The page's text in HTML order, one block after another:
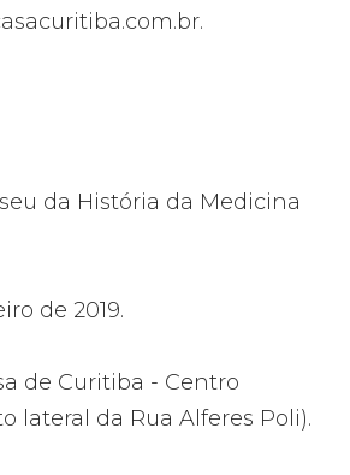
.
da História da Medicina
de 2019.
de Curitiba - Centro
lateral da Rua Alferes Poli).